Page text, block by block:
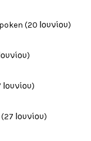
(20 Ιουνίου)
Ιουνίου)